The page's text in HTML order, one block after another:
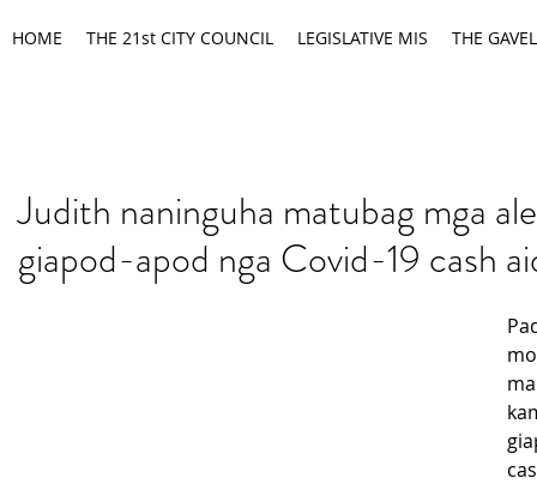
HOME THE 21st CITY COUNCIL LEGISLATIVE MIS THE GAVEL
Judith naninguha matubag mga
giapod-apod nga Covid-19 cash